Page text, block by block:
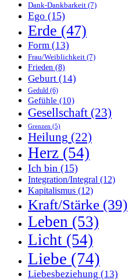
Dank-Dankbarkeit (7)
Ego (15)
Erde (47)
Form (13)
Frau/Weiblichkeit (7)
Frieden (8)
Geburt (14)
Geduld (6)
Gefühle (10)
Gesellschaft (23)
Grenzen (5)
Heilung (22)
Herz (54)
Ich bin (15)
Integration/Integral (12)
Kapitalismus (12)
Kraft/Stärke (39)
Leben (53)
Licht (54)
Liebe (74)
Liebesbeziehung (13)